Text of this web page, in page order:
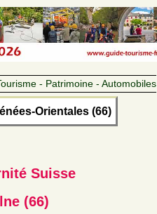
- Patrimoine - Automobiles
Orientales (66)
Suisse
(66)